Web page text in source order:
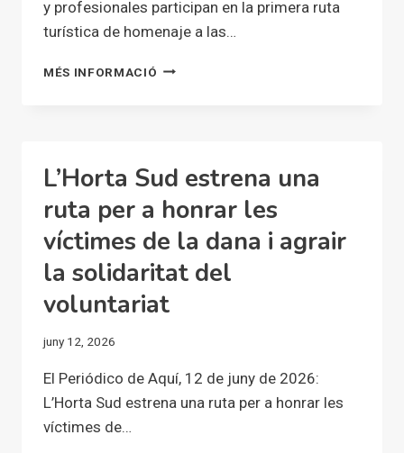
y profesionales participan en la primera ruta
turística de homenaje a las…
MÉS INFORMACIÓ ASOCIACIONES
PRIMERA
RUTA
TURÍSTICA
DE
A
LAS
VÍCTIMAS
DANA
Y
EL
L’Horta Sud estrena una
ruta per a honrar les
víctimes de la dana i agrair
la solidaritat del
voluntariat
juny 12, 2026
El Periódico de Aquí, 12 de juny de 2026:
L’Horta Sud estrena una ruta per a honrar les
víctimes de…